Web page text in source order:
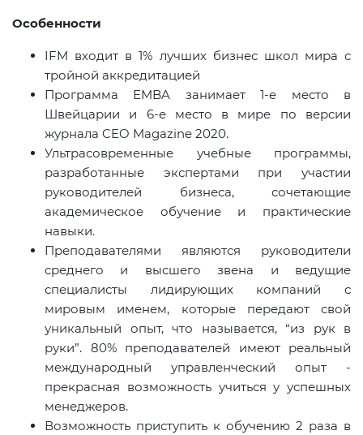
Особенности
IFM входит в 1% лучших бизнес школ мира с
тройной аккредитацией
Программа EMBA занимает 1-е место в
Швейцарии и 6-е место в мире по версии
журнала CEO Magazine 2020.
Ультрасовременные учебные программы,
разработанные экспертами при участии
руководителей бизнеса, сочетающие
академическое обучение и практические
навыки.
Преподавателями являются руководители
среднего и высшего звена и ведущие
специалисты лидирующих компаний с
мировым именем, которые передают свой
уникальный опыт, что называется, “из рук в
руки”. 80% преподавателей имеют реальный
международный управленческий опыт -
прекрасная возможность учиться у успешных
менеджеров.
Возможность приступить к обучению 2 раза в